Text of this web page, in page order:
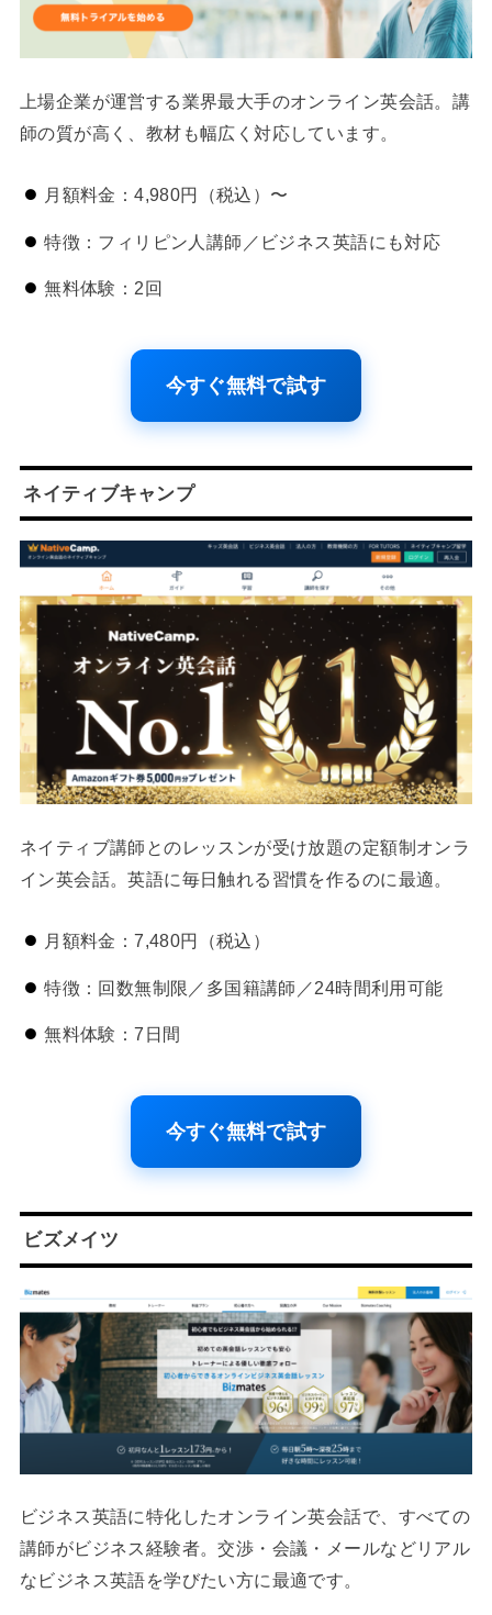
上場企業が運営する業界最大手のオンライン英会話。講
師の質が高く、教材も幅広く対応しています。
月額料金：4,980円（税込）〜
特徴：フィリピン人講師／ビジネス英語にも対応
無料体験：2回
今すぐ無料で試す
ネイティブキャンプ
ネイティブ講師とのレッスンが受け放題の定額制オンラ
イン英会話。英語に毎日触れる習慣を作るのに最適。
月額料金：7,480円（税込）
特徴：回数無制限／多国籍講師／24時間利用可能
無料体験：7日間
今すぐ無料で試す
ビズメイツ
ビジネス英語に特化したオンライン英会話で、すべての
講師がビジネス経験者。交渉・会議・メールなどリアル
なビジネス英語を学びたい方に最適です。